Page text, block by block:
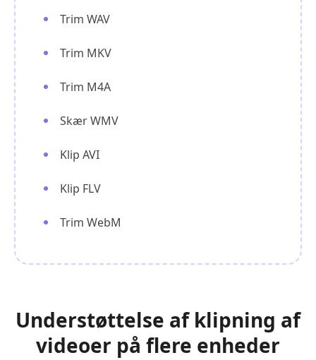
Trim WAV
Trim MKV
Trim M4A
Skær WMV
Klip AVI
Klip FLV
Trim WebM
Understøttelse af klipning af
videoer på flere enheder